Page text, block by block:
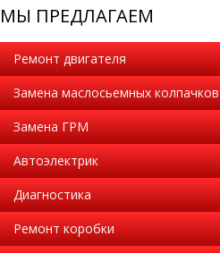
МЫ ПРЕДЛАГАЕМ
Ремонт двигателя
Замена маслосьемных колпачков
Замена ГРМ
Автоэлектрик
Диагностика
Ремонт коробки